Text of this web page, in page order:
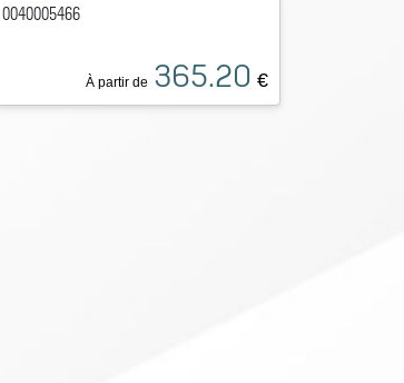
0040005466
À partir de 365.20 €